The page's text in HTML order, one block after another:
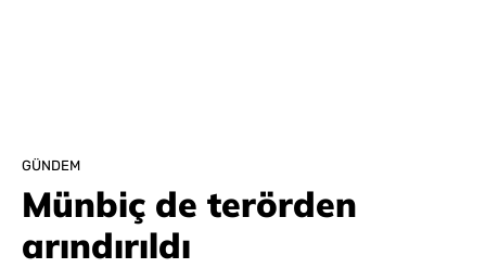
GÜNDEM
Münbiç de terörden
arındırıldı